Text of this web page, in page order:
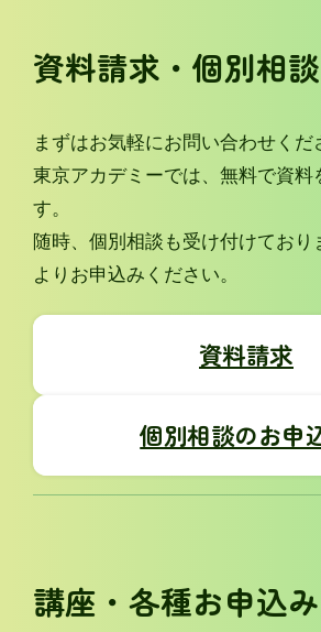
資料請求・個別相談
まずはお気軽にお問い合わせくだ
東京アカデミーでは、無料で資料
す。
随時、個別相談も受け付けており
よりお申込みください。
資料請求
個別相談のお申
講座・各種お申込み